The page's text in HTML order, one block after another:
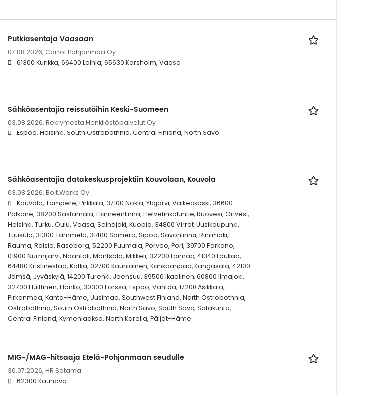
Putkiasentaja Vaasaan
07.08.2026, Carrot Pohjanmaa Oy
61300 Kurikka, 66400 Laihia, 65630 Korsholm, Vaasa
Sähköasentajia reissutöihin Keski-Suomeen
03.08.2026, Rekrymesta Henkilöstöpalvelut Oy
Espoo, Helsinki, South Ostrobothnia, Central Finland, North Savo
Sähköasentajia datakeskusprojektiin Kouvolaan, Kouvola
03.08.2026, Bolt.Works Oy
Kouvola, Tampere, Pirkkala, 37100 Nokia, Ylöjärvi, Valkeakoski, 36600
Pälkäne, 38200 Sastamala, Hämeenlinna, Helvetinkoluntie, Ruovesi, Orivesi,
Helsinki, Turku, Oulu, Vaasa, Seinäjoki, Kuopio, 34800 Virrat, Uusikaupunki,
Tuusula, 31300 Tammela, 31400 Somero, Sipoo, Savonlinna, Riihimäki,
Rauma, Raisio, Raseborg, 52200 Puumala, Porvoo, Pori, 39700 Parkano,
01900 Nurmijärvi, Naantali, Mäntsälä, Mikkeli, 32200 Loimaa, 41340 Laukaa,
64480 Kristinestad, Kotka, 02700 Kauniainen, Kankaanpää, Kangasala, 42100
Jämsä, Jyväskylä, 14200 Turenki, Joensuu, 39500 Ikaalinen, 60800 Ilmajoki,
32700 Huittinen, Hanko, 30300 Forssa, Espoo, Vantaa, 17200 Asikkala,
Pirkanmaa, Kanta-Häme, Uusimaa, Southwest Finland, North Ostrobothnia,
Ostrobothnia, South Ostrobothnia, North Savo, South Savo, Satakunta,
Central Finland, Kymenlaakso, North Karelia, Päijät-Häme
MIG-/MAG-hitsaaja Etelä-Pohjanmaan seudulle
30.07.2026, HR Satama
62300 Kauhava